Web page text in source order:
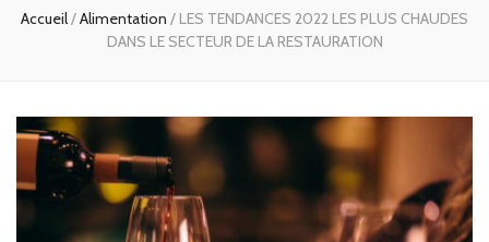
Accueil/Alimentation / LES TENDANCES 2022 LES PLUS CHAUDES
DANS LE SECTEUR DE LA RESTAURATION